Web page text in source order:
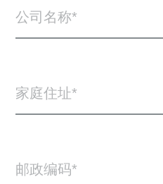
公司名称
家庭住址
邮政编码